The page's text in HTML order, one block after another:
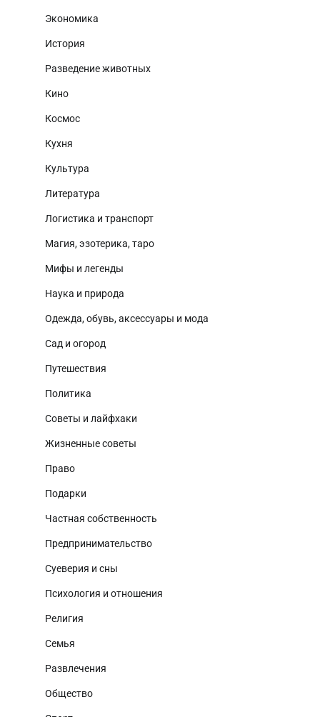
Экономика
История
Разведение животных
Кино
Космос
Кухня
Культура
Литература
Логистика и транспорт
Магия, эзотерика, таро
Мифы и легенды
Наука и природа
Одежда, обувь, аксессуары и мода
Сад и огород
Путешествия
Политика
Советы и лайфхаки
Жизненные советы
Право
Подарки
Частная собственность
Предпринимательство
Суеверия и сны
Психология и отношения
Религия
Семья
Развлечения
Общество